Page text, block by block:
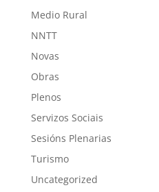
Medio Rural
NNTT
Novas
Obras
Plenos
Servizos Sociais
Sesións Plenarias
Turismo
Uncategorized